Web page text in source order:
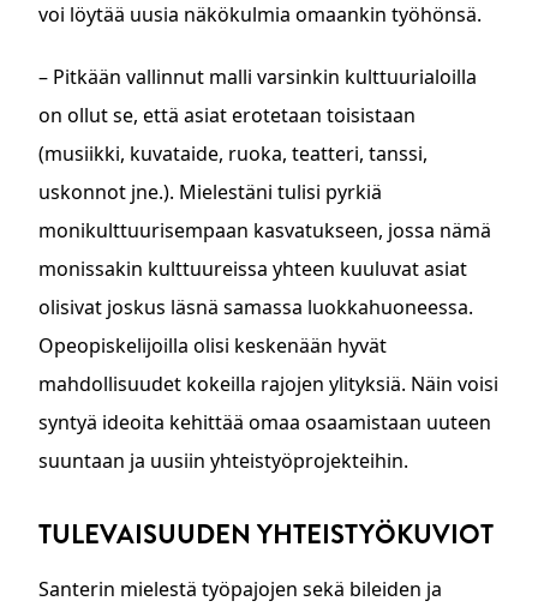
voi löytää uusia näkökulmia omaankin työhönsä.
– Pitkään vallinnut malli varsinkin kulttuurialoilla
on ollut se, että asiat erotetaan toisistaan
(musiikki, kuvataide, ruoka, teatteri, tanssi,
uskonnot jne.). Mielestäni tulisi pyrkiä
monikulttuurisempaan kasvatukseen, jossa nämä
monissakin kulttuureissa yhteen kuuluvat asiat
olisivat joskus läsnä samassa luokkahuoneessa.
Opeopiskelijoilla olisi keskenään hyvät
mahdollisuudet kokeilla rajojen ylityksiä. Näin voisi
syntyä ideoita kehittää omaa osaamistaan uuteen
suuntaan ja uusiin yhteistyöprojekteihin.
TULEVAISUUDEN YHTEISTYÖKUVIOT
Santerin mielestä työpajojen sekä bileiden ja